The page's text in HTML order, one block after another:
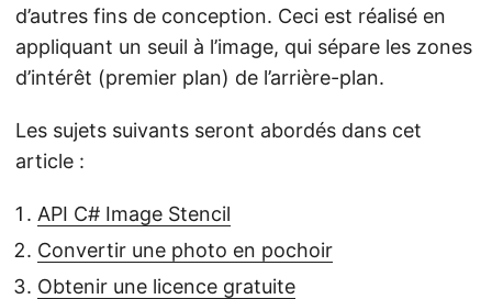
d’autres fins de conception. Ceci est réalisé en
appliquant un seuil à l’image, qui sépare les zones
d’intérêt (premier plan) de l’arrière-plan.
Les sujets suivants seront abordés dans cet
article :
API C# Image Stencil
Convertir une photo en pochoir
Obtenir une licence gratuite